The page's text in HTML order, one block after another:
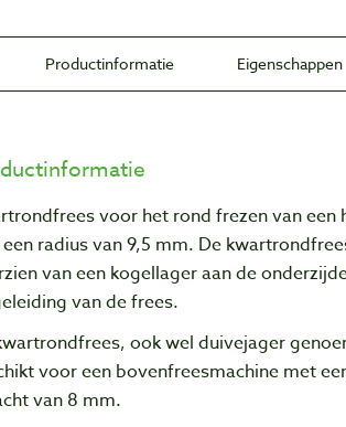
Productinformatie Eigenschappen
voor het rond frezen van een
radius van 9,5 mm. De
van een kogellager aan de
van de frees.
ook wel duivejager
voor een bovenfreesmachine met
van 8 mm.